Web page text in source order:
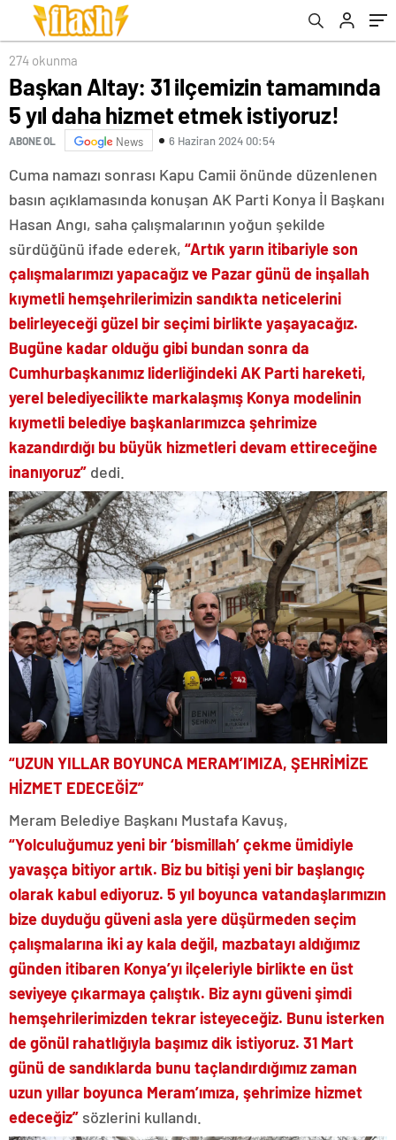
274 okunma
Başkan Altay: 31 ilçemizin tamamında
5 yıl daha hizmet etmek istiyoruz!
ABONE OL News 6 Haziran 2024 00:54
Cuma namazı sonrası Kapu Camii önünde düzenlenen
basın açıklamasında konuşan AK Parti Konya İl Başkanı
Hasan Angı, saha çalışmalarının yoğun şekilde
sürdüğünü ifade ederek, “Artık yarın itibariyle son
çalışmalarımızı yapacağız ve Pazar günü de inşallah
kıymetli hemşehrilerimizin sandıkta neticelerini
belirleyeceği güzel bir seçimi birlikte yaşayacağız.
Bugüne kadar olduğu gibi bundan sonra da
Cumhurbaşkanımız liderliğindeki AK Parti hareketi,
yerel belediyecilikte markalaşmış Konya modelinin
kıymetli belediye başkanlarımızca şehrimize
kazandırdığı bu büyük hizmetleri devam ettireceğine
inanıyoruz” dedi.
“UZUN YILLAR BOYUNCA MERAM’IMIZA, ŞEHRİMİZE
HİZMET EDECEĞİZ”
Meram Belediye Başkanı Mustafa Kavuş,
“Yolculuğumuz yeni bir ‘bismillah’ çekme ümidiyle
yavaşça bitiyor artık. Biz bu bitişi yeni bir başlangıç
olarak kabul ediyoruz. 5 yıl boyunca vatandaşlarımızın
bize duyduğu güveni asla yere düşürmeden seçim
çalışmalarına iki ay kala değil, mazbatayı aldığımız
günden itibaren Konya’yı ilçeleriyle birlikte en üst
seviyeye çıkarmaya çalıştık. Biz aynı güveni şimdi
hemşehrilerimizden tekrar isteyeceğiz. Bunu isterken
de gönül rahatlığıyla başımız dik istiyoruz. 31 Mart
günü de sandıklarda bunu taçlandırdığımız zaman
uzun yıllar boyunca Meram’ımıza, şehrimize hizmet
edeceğiz” sözlerini kullandı.